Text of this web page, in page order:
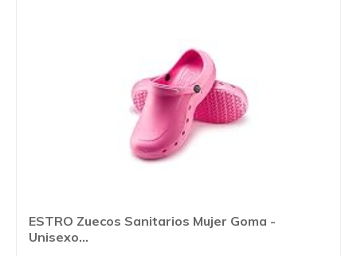
ESTRO Zuecos Sanitarios Mujer Goma -
Unisexo...